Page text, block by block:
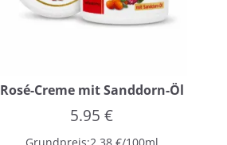
Rosé-Creme mit Sanddorn-Öl
5.95€